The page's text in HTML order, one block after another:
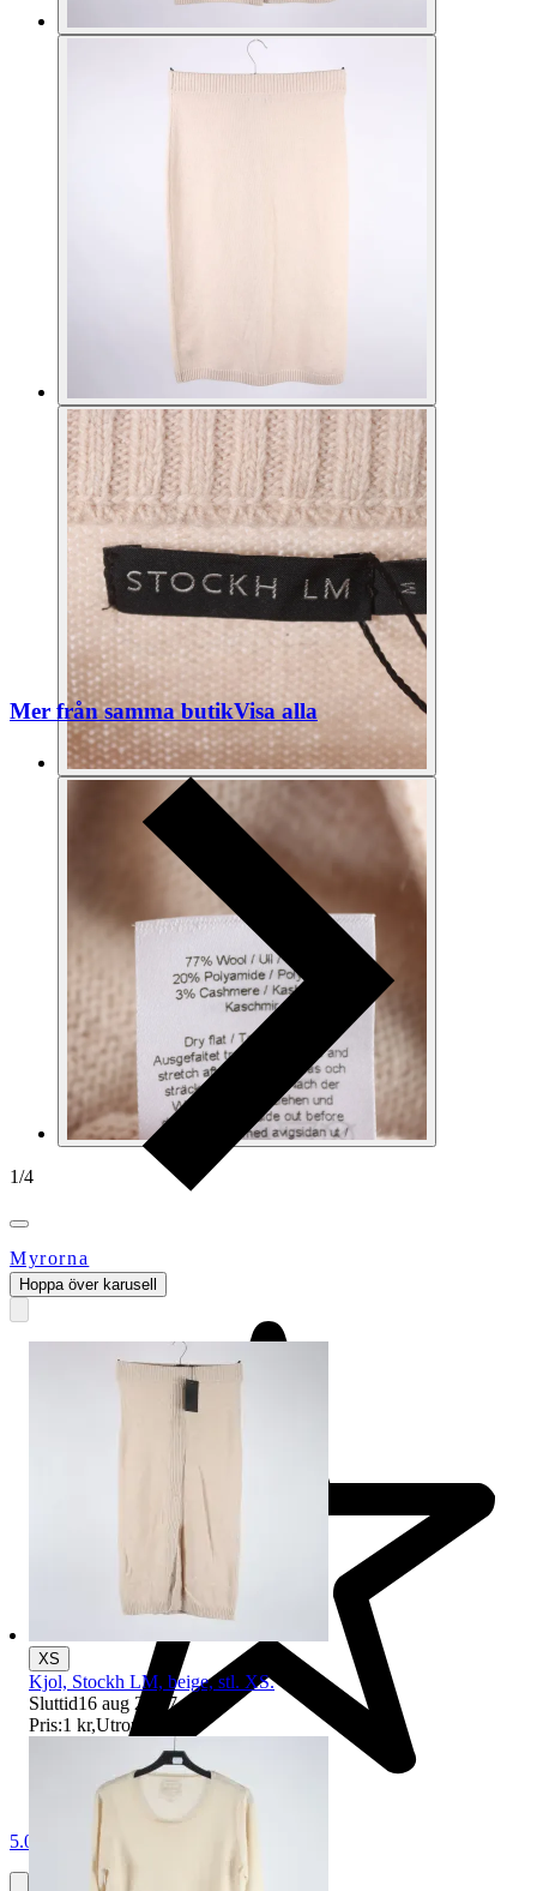
1/4
Myrorna
5.0
Mer från samma butikVisa alla
Hoppa över karusell
XS
Kjol, Stockh LM, beige, stl. XS.
Sluttid16 aug 20:17.
Pris:1 kr,Utropspris